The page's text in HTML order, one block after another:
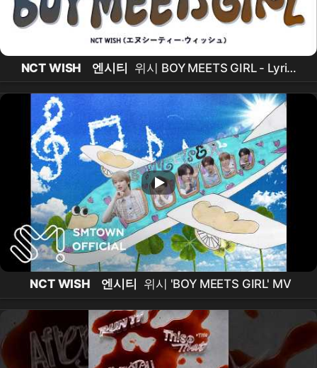
NCT WISH 엔시티 위시 BOY MEETS GIRL - Lyrics
(Color Coded/ENG/KAN/ROM/가사)
NCT WISH 엔시티 위시 'BOY MEETS GIRL' MV